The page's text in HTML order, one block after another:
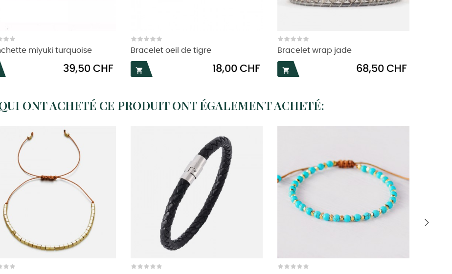
miyuki turquoise
Prix
39,50 CHF
Bracelet oeil de tigre

Prix
18,00 CHF
Bracelet wrap jade

Prix
68,50 CHF
ONT ACHETÉ CE PRODUIT ONT ÉGALEMENT ACHETÉ: